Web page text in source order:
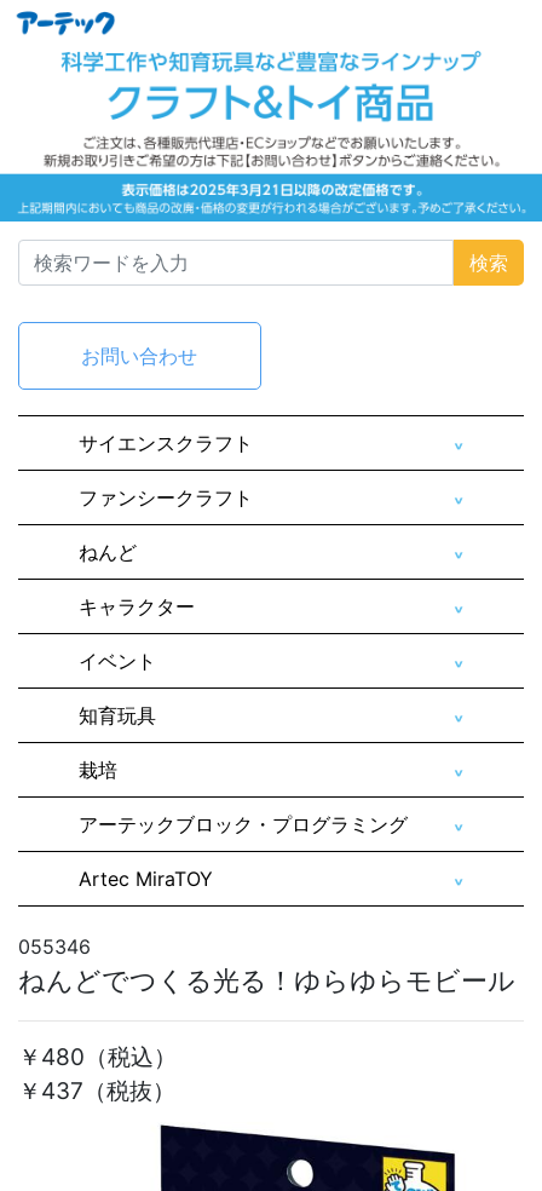
検索
お問い合わせ
サイエンスクラフト
ファンシークラフト
ねんど
キャラクター
イベント
知育玩具
栽培
アーテックブロック・プログラミング
Artec MiraTOY
055346
ねんどでつくる光る！ゆらゆらモビール
￥480 （税込）
￥437（税抜）